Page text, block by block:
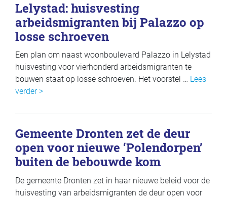
Lelystad: huisvesting
arbeidsmigranten bij Palazzo op
losse schroeven
Een plan om naast woonboulevard Palazzo in Lelystad
huisvesting voor vierhonderd arbeidsmigranten te
bouwen staat op losse schroeven. Het voorstel … Lees
verder >
Gemeente Dronten zet de deur
open voor nieuwe ‘Polendorpen’
buiten de bebouwde kom
De gemeente Dronten zet in haar nieuwe beleid voor de
huisvesting van arbeidsmigranten de deur open voor